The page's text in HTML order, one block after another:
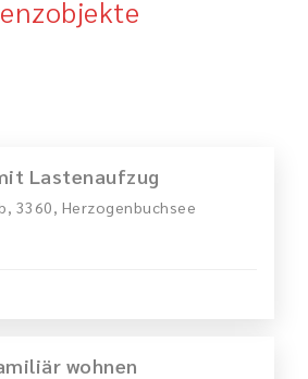
Lastenaufzug
3360, Herzogenbuchsee
wohnen